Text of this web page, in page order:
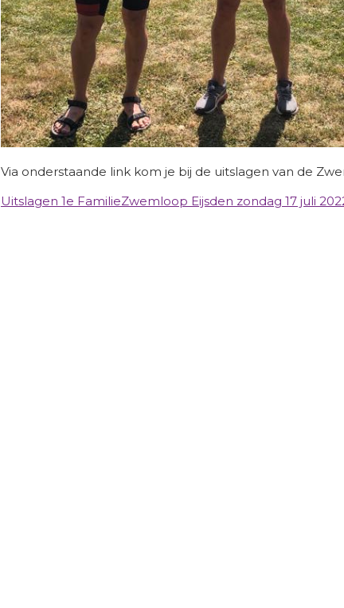
Via onderstaande link kom je bij de uitslagen van de
Uitslagen 1e FamilieZwemloop Eijsden zondag 17 juli